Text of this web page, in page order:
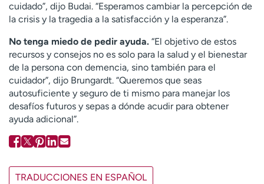
cuidado”, dijo Budai. “Esperamos cambiar la percepción de
la crisis y la tragedia a la satisfacción y la esperanza”.
No tenga miedo de pedir ayuda. “El objetivo de estos
recursos y consejos no es solo para la salud y el bienestar
de la persona con demencia, sino también para el
cuidador”, dijo Brungardt. “Queremos que seas
autosuficiente y seguro de ti mismo para manejar los
desafíos futuros y sepas a dónde acudir para obtener
ayuda adicional”.
TRADUCCIONES EN ESPAÑOL